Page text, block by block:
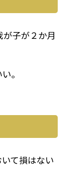
子が２か月
。
て損はない